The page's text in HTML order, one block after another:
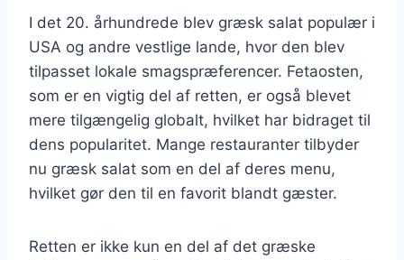
I det 20. århundrede blev græsk salat populær i
USA og andre vestlige lande, hvor den blev
tilpasset lokale smagspræferencer. Fetaosten,
som er en vigtig del af retten, er også blevet
mere tilgængelig globalt, hvilket har bidraget til
dens popularitet. Mange restauranter tilbyder
nu græsk salat som en del af deres menu,
hvilket gør den til en favorit blandt gæster.
Retten er ikke kun en del af det græske